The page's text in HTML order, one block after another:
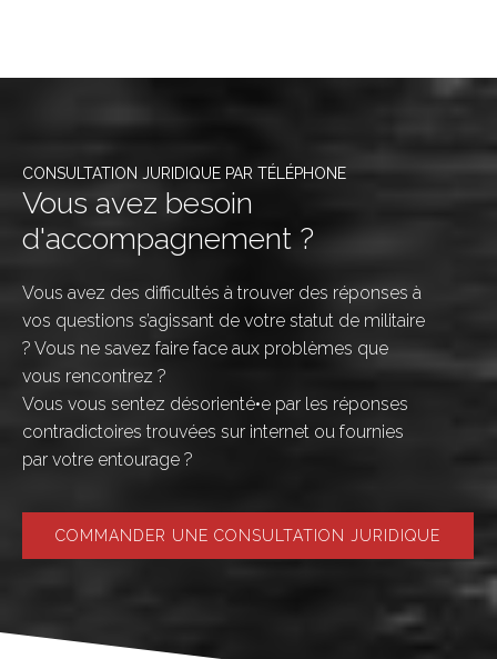
CONSULTATION JURIDIQUE PAR TÉLÉPHONE
Vous avez besoin
d'accompagnement ?
Vous avez des difficultés à trouver des réponses à
vos questions s’agissant de votre statut de militaire
? Vous ne savez faire face aux problèmes que
vous rencontrez ?
Vous vous sentez désorienté•e par les réponses
contradictoires trouvées sur internet ou fournies
par votre entourage ?
COMMANDER UNE CONSULTATION JURIDIQUE